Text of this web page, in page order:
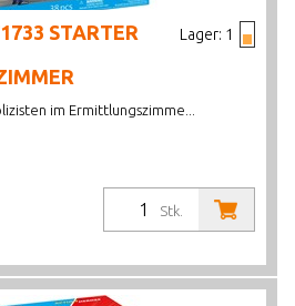
Lager: 1
STARTER
im Ermittlungszimme...
Stk.